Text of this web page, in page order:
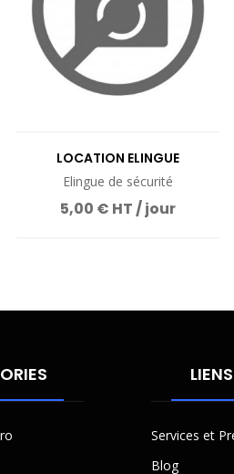
LOCATION ELINGUE
Elingue de sécurité
5,00 € HT / jour
Services et
Blog